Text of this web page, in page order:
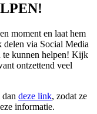
moment en laat hem
via Social Media
te kunnen helpen! Kijk
ontzettend veel
deze link, zodat ze
informatie.